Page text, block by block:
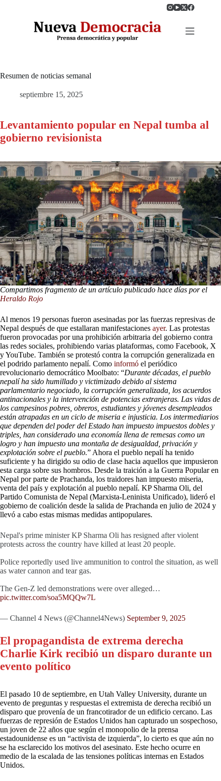
Resumen de noticias semanal
septiembre 15, 2025
Levantamiento popular en Nepal tumba al
gobierno revisionista
Compartimos fragmento de un artículo publicado hace días por el
Heraldo Rojo
Al menos 19 personas fueron asesinadas por las fuerzas represivas de
Nepal después de que estallaran manifestaciones ayer. Las protestas
fueron provocadas por una prohibición arbitraria del gobierno contra
las redes sociales, prohibiendo varias plataformas, como Facebook, X
y YouTube. También se protestó contra la corrupción generalizada en
el podrido parlamento nepalí. Como informó el periódico
revolucionario democrático Moolbato: “Durante décadas, el pueblo
nepalí ha sido humillado y victimizado debido al sistema
parlamentario negociado, la corrupción generalizada, los acuerdos
antinacionales y la intervención de potencias extranjeras. Las vidas de
los campesinos pobres, obreros, estudiantes y jóvenes desempleados
están atrapadas en un ciclo de miseria e injusticia. Los intermediarios
que dependen del poder del Estado han impuesto impuestos dobles y
triples, han considerado una economía llena de remesas como un
logro y han impuesto una montaña de desigualdad, privación y
explotación sobre el pueblo.” Ahora el pueblo nepalí ha tenido
suficiente y ha dirigido su odio de clase hacia aquellos que impusieron
esta carga sobre sus hombros. Desde la traición a la Guerra Popular en
Nepal por parte de Prachanda, los traidores han impuesto miseria,
venta del país y explotación al pueblo nepalí. KP Sharma Oli, del
Partido Comunista de Nepal (Marxista-Leninista Unificado), lideró el
gobierno de coalición desde la salida de Prachanda en julio de 2024 y
llevó a cabo estas mismas medidas antipopulares.
Nepal's prime minister KP Sharma Oli has resigned after violent
protests across the country have killed at least 20 people.
Police reportedly used live ammunition to control the situation, as well
as water cannon and tear gas.
The Gen-Z led demonstrations were over alleged…
pic.twitter.com/soa5MQQw7L
— Channel 4 News (@Channel4News) September 9, 2025
El propagandista de extrema derecha
Charlie Kirk recibió un disparo durante un
evento político
El pasado 10 de septiembre, en Utah Valley University, durante un
evento de preguntas y respuestas el extremista de derecha recibió un
disparo que provenía de un francotirador de un edificio cercano. Las
fuerzas de represión de Estados Unidos han capturado un sospechoso,
un joven de 22 años que según el monopolio de la prensa
estadounidense es un “activista de izquierda”, lo cierto es que aún no
se ha esclarecido los motivos del asesinato. Este hecho ocurre en
medio de la escalada de las tensiones políticas internas en Estados
Unidos.